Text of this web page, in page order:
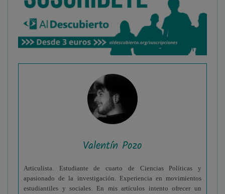
Valentín Pozo
Articulista. Estudiante de cuarto de Ciencias Políticas y
apasionado de la investigación. Experiencia en movimientos
estudiantiles y sociales. En mis artículos intento ofrecer un